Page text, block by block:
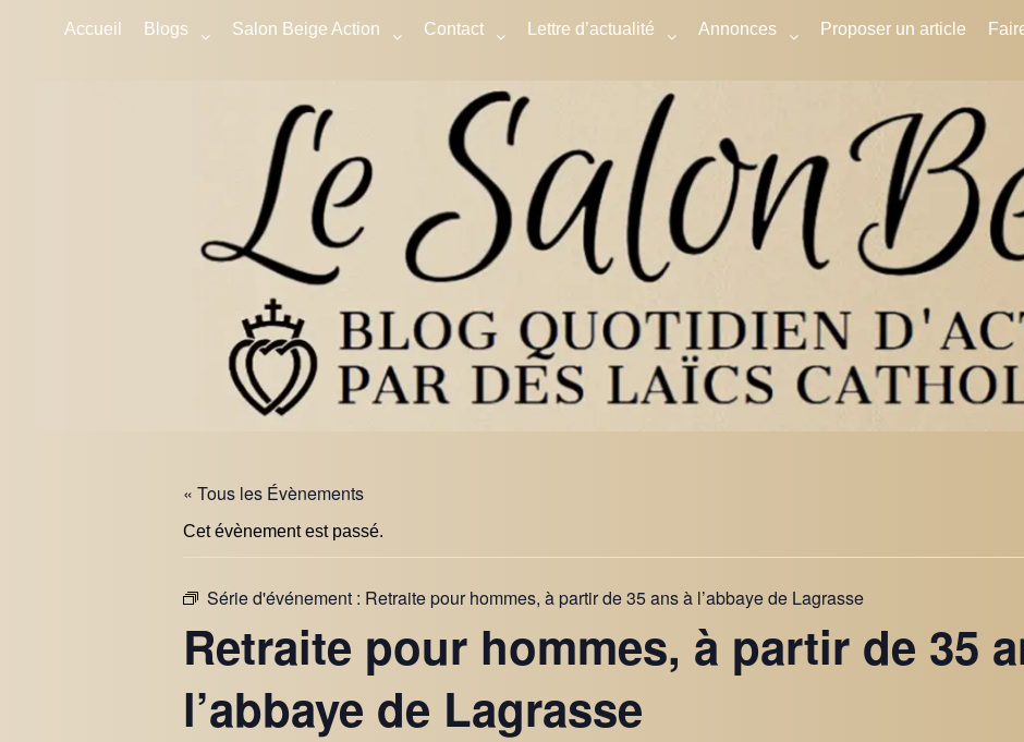
Accueil Blogs Salon Beige Action Contact Lettre d’actualité Annonces Proposer un article
« Tous les Évènements
Cet évènement est passé.
Série d'événement : Retraite pour hommes, à partir de 35 ans à l’abbaye de Lagrasse
Retraite pour hommes, à partir de 35
l’abbaye de Lagrasse